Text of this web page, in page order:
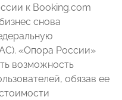
к Booking.com
снова
«Опора России»
возможность
обязав ее